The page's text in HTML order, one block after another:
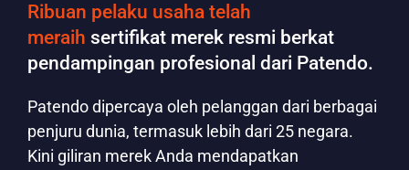
Ribuan pelaku usaha telah
meraih sertifikat merek resmi berkat
pendampingan profesional dari Patendo.
Patendo dipercaya oleh pelanggan dari berbagai
penjuru dunia, termasuk lebih dari 25 negara.
Kini giliran merek Anda mendapatkan